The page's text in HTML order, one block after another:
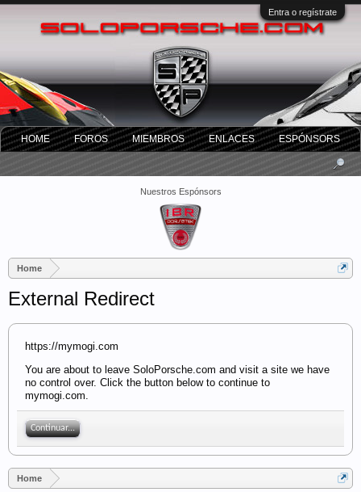
Entra o regístrate
Nuestros Espónsors
Home
External Redirect
https://mymogi.com
You are about to leave SoloPorsche.com and visit a site we have
no control over. Click the button below to continue to
mymogi.com.
Continuar...
Home
HOME FOROS MIEMBROS ENLACES ESPÓNSORS